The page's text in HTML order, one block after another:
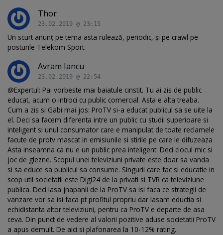
Thor
23.02.2019 @ 23:15
Un scurt anunț pe tema asta rulează, periodic, și pe crawl pe
posturile Telekom Sport.
Avram Iancu
23.02.2019 @ 22:54
@Expertul: Pai vorbeste mai baiatule cinstit. Tu ai zis de public
educat, acum o introci cu public comercial. Asta e alta treaba.
Cum a zis si Gabi mai jos: ProTV si-a educat publicul sa se uite la
el. Deci sa facem diferenta intre un public cu studii superioare si
inteligent si unul consumator care e manipulat de toate reclamele
facute de protv mascat in emisiunile si stirile pe care le difuzeaza
Asta inseamna ca nu e un public prea inteligent. Deci ciocul mic si
joc de glezne. Scopul unei televiziuni private este doar sa vanda
si sa educe sa publicul sa consume. Singurii care fac si educatie in
scop util societatii este Digi24 de la privati si TVR ca televiziune
publica. Deci lasa jnapanii de la ProTV sa isi faca ce strategii de
vanzare vor sa isi faca pt profitul propriu dar lasam eductia si
echidistanta altor televiziuni, pentru ca ProTV e departe de asa
ceva. Din punct de vedere al valorii pozitive aduse societatii ProTV
a apus demult. De aici si plafonarea la 10-12% rating.